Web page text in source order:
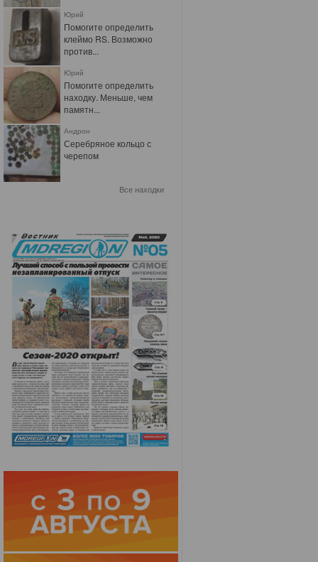
Юрий
Помогите определить
клеймо RS. Возможно
против...
Юрий
Помогите определить
находку. Меньше, чем
памятн...
Андрон
Серебряное кольцо с
черепом
Все находки